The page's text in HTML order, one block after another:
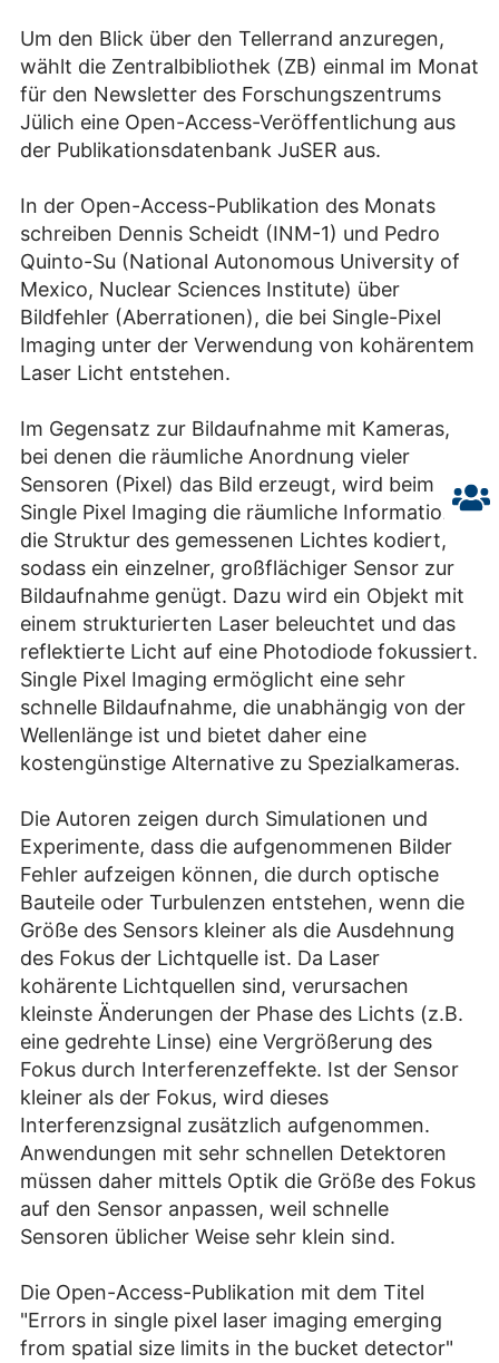
Um den Blick über den Tellerrand anzuregen,
wählt die Zentralbibliothek (ZB) einmal im Monat
für den Newsletter des Forschungszentrums
Jülich eine Open-Access-Veröffentlichung aus
der Publikationsdatenbank JuSER aus.
In der Open-Access-Publikation des Monats
schreiben Dennis Scheidt (INM-1) und Pedro
Quinto-Su (National Autonomous University of
Mexico, Nuclear Sciences Institute) über
Bildfehler (Aberrationen), die bei Single-Pixel
Imaging unter der Verwendung von kohärentem
Laser Licht entstehen.
Im Gegensatz zur Bildaufnahme mit Kameras,
bei denen die räumliche Anordnung vieler
Sensoren (Pixel) das Bild erzeugt, wird beim
Single Pixel Imaging die räumliche Information in
die Struktur des gemessenen Lichtes kodiert,
sodass ein einzelner, großflächiger Sensor zur
Bildaufnahme genügt. Dazu wird ein Objekt mit
einem strukturierten Laser beleuchtet und das
reflektierte Licht auf eine Photodiode fokussiert.
Single Pixel Imaging ermöglicht eine sehr
schnelle Bildaufnahme, die unabhängig von der
Wellenlänge ist und bietet daher eine
kostengünstige Alternative zu Spezialkameras.
Die Autoren zeigen durch Simulationen und
Experimente, dass die aufgenommenen Bilder
Fehler aufzeigen können, die durch optische
Bauteile oder Turbulenzen entstehen, wenn die
Größe des Sensors kleiner als die Ausdehnung
des Fokus der Lichtquelle ist. Da Laser
kohärente Lichtquellen sind, verursachen
kleinste Änderungen der Phase des Lichts (z.B.
eine gedrehte Linse) eine Vergrößerung des
Fokus durch Interferenzeffekte. Ist der Sensor
kleiner als der Fokus, wird dieses
Interferenzsignal zusätzlich aufgenommen.
Anwendungen mit sehr schnellen Detektoren
müssen daher mittels Optik die Größe des Fokus
auf den Sensor anpassen, weil schnelle
Sensoren üblicher Weise sehr klein sind.
Die Open-Access-Publikation mit dem Titel
"Errors in single pixel laser imaging emerging
from spatial size limits in the bucket detector"